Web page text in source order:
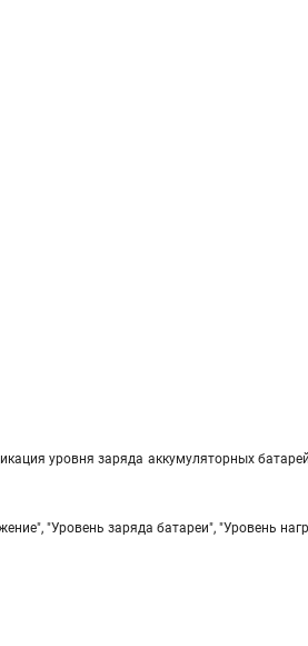
уровня заряда аккумуляторных
"Уровень заряда батареи", "Уровень